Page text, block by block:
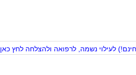
לעילוי נשמה, לרפואה ולהצלחה לחץ כאן